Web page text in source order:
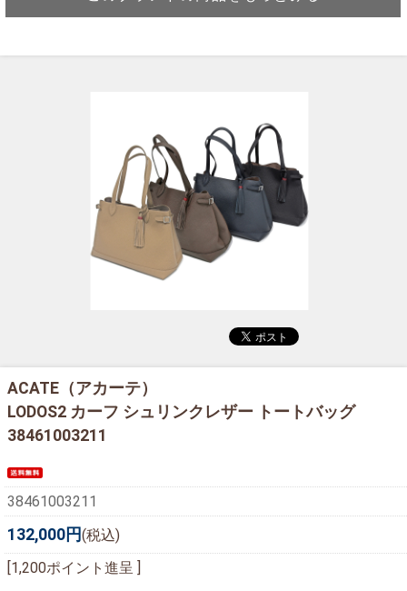
ACATE（アカーテ）
LODOS2 カーフ シュリンクレザー トートバッグ
38461003211
38461003211
132,000円(税込)
[1,200ポイント進呈 ]